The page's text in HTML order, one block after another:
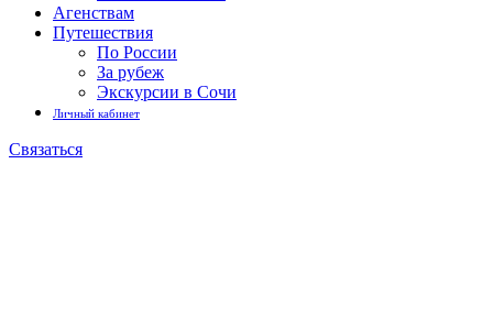
Агенствам
Путешествия
По России
За рубеж
Экскурсии в Сочи
Личный кабинет
Связаться